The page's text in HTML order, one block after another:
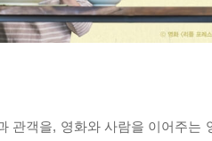
관객을, 영화와 사람을 이어주